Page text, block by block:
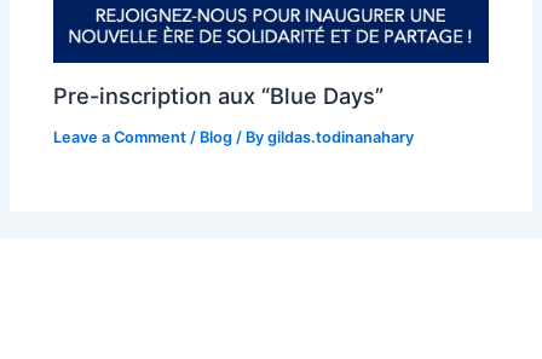
Pre-inscription aux “Blue Days”
Leave a Comment / Blog / Bygildas.todinanahary